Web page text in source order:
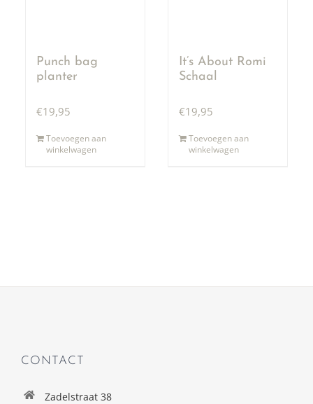
Punch bag
planter
€19,95
Toevoegen aan
winkelwagen
It’s About Romi
Schaal
€19,95
Toevoegen aan
winkelwagen
CONTACT
Zadelstraat 38